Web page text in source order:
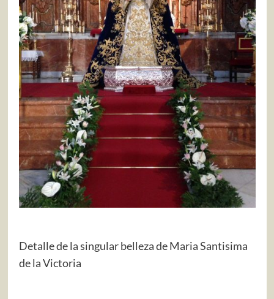
Detalle de la singular belleza de Maria Santisima
de la Victoria